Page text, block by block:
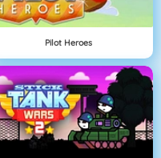
Pilot Heroes